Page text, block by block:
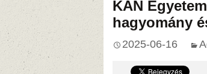
KÁN
hagyomány
2025-06-16